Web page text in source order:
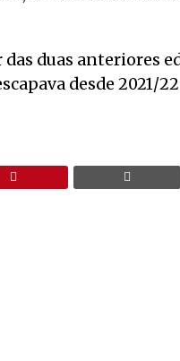
duas anteriores
desde 2021/